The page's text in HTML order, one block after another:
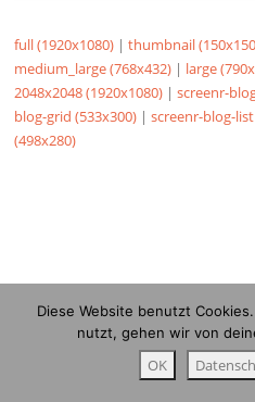
full (1920x1080) |thumbnail
medium_large (768x432) | large
2048x2048 (1920x1080) |screenr-
blog-grid (533x300) |screenr-blog-
(498x280)
Diese Website benutzt
nutzt, gehen wir von
OK